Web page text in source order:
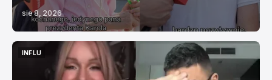
sie 8, 2026
INFLU